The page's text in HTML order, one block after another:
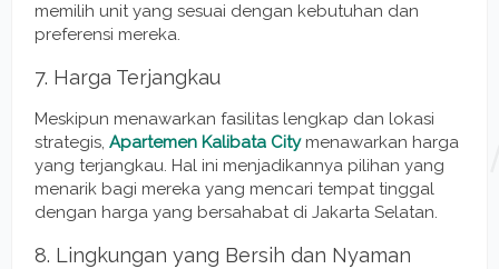
memilih unit yang sesuai dengan kebutuhan dan
preferensi mereka.
7. Harga Terjangkau
Meskipun menawarkan fasilitas lengkap dan lokasi
strategis, Apartemen Kalibata City menawarkan harga
yang terjangkau. Hal ini menjadikannya pilihan yang
menarik bagi mereka yang mencari tempat tinggal
dengan harga yang bersahabat di Jakarta Selatan.
8. Lingkungan yang Bersih dan Nyaman